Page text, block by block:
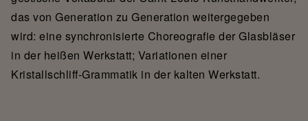
das von Generation zu Generation weitergegeben
wird: eine synchronisierte Choreografie der Glasbläser
in der heißen Werkstatt; Variationen einer
Kristallschliff-Grammatik in der kalten Werkstatt.